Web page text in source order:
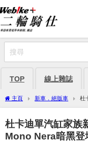
TOP 線上雜誌
主頁 新車．絕版車
杜
暗黑登場
杜卡迪單汽缸家族
Mono Nera暗黑登